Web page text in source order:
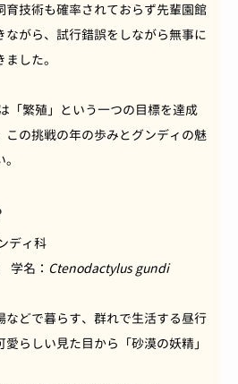
育技術も確率されておらず先輩園館
ながら、試行錯誤をしながら無事に
した。
「繁殖」という一つの目標を達成
この挑戦の年の歩みとグンディの魅
ディ科
学名： Ctenodactylus gundi
どで暮らす、群れで生活する昼行
らしい見た目から「砂漠の妖精」